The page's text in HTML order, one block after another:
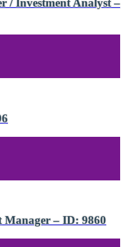
/ Investment Analyst –
Manager – ID: 9860